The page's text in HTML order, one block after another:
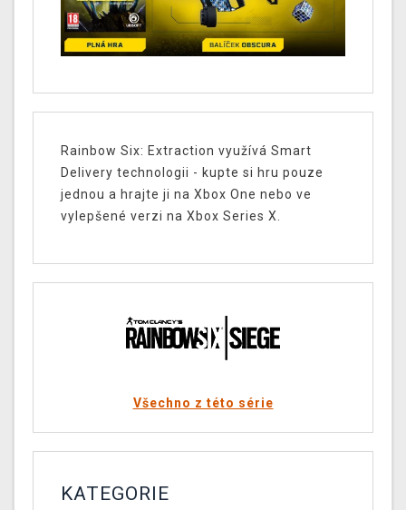
Rainbow Six: Extraction využívá Smart
Delivery technologii - kupte si hru pouze
jednou a hrajte ji na Xbox One nebo ve
vylepšené verzi na Xbox Series X.
Všechno z této série
KATEGORIE